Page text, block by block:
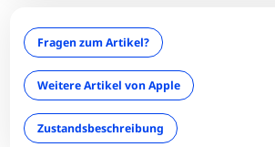
optisches Laufwerk: Nein
RAM-Größe: 4 GB
SIM: Single - SIM
Speicher: 64 GB
Technischer Zustand: Einwandfrei
Fragen zum Artikel?
Weitere Artikel von Apple
Zustandsbeschreibung